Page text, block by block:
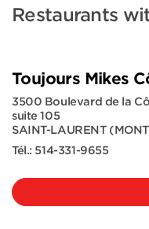
Restaurants
Toujours Mikes
3500 Boulevard de la
suite 105
SAINT-LAURENT
Tél.: 514-331-9655